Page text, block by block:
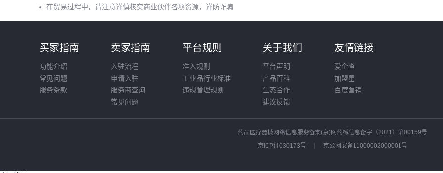
在贸易过程中，请注意谨慎核实商业伙伴各项资源，谨防诈骗
买家指南
功能介绍
常见问题
服务条款
卖家指南
入驻流程
申请入驻
服务商查询
常见问题
平台规则
准入规则
工业品行业标准
违规管理规则
关于我们
平台声明
产品百科
生态合作
建议反馈
友情链接
爱企查
加盟星
百度营销
药品医疗器械网络信息服务备案(京)网药械信息备字（2021）第00159号
京ICP证030173号
京公网安备11000002000001号